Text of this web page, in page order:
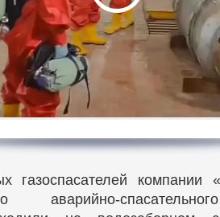
газоспасателей компании